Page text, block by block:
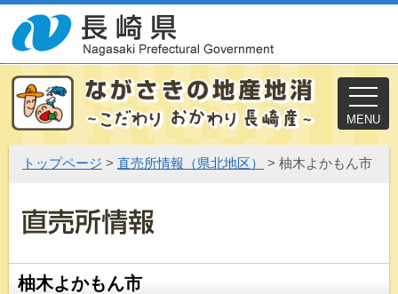
MENU
トップページ > 直売所情報（県北地区） > 柚木よかもん市
柚木よかもん市